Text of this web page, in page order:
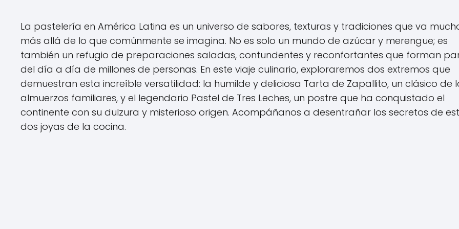
La pastelería en América Latina es un universo de sabores, texturas y tradiciones que va
más allá de lo que comúnmente se imagina. No es solo un mundo de azúcar y merengue; es
también un refugio de preparaciones saladas, contundentes y reconfortantes que forman
del día a día de millones de personas. En este viaje culinario, exploraremos dos extremos que
demuestran esta increíble versatilidad: la humilde y deliciosa Tarta de Zapallito, un clásico de
almuerzos familiares, y el legendario Pastel de Tres Leches, un postre que ha conquistado el
continente con su dulzura y misterioso origen. Acompáñanos a desentrañar los secretos de
dos joyas de la cocina.